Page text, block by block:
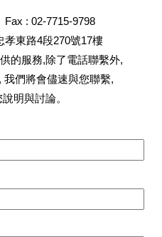
: 02-7715-9798
孝東路4段270號17樓
的服務,除了電話聯繫外,
們將會儘速與您聯繫,
明與討論。